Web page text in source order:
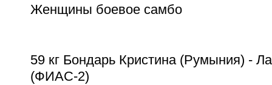
Женщины боевое самбо
59 кг Бондарь Кристина (Румыния) -
(ФИАС-2)